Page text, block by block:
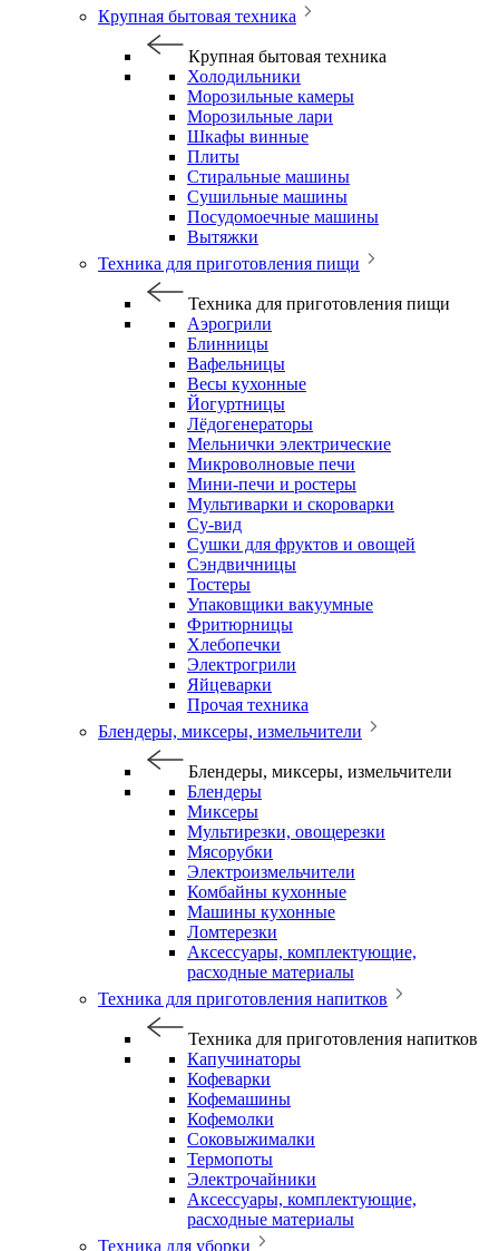
Крупная бытовая техника
Крупная бытовая техника
Холодильники
Морозильные камеры
Морозильные лари
Шкафы винные
Плиты
Стиральные машины
Сушильные машины
Посудомоечные машины
Вытяжки
Техника для приготовления пищи
Техника для приготовления пищи
Аэрогрили
Блинницы
Вафельницы
Весы кухонные
Йогуртницы
Лёдогенераторы
Мельнички электрические
Микроволновые печи
Мини-печи и ростеры
Мультиварки и скороварки
Су-вид
Сушки для фруктов и овощей
Сэндвичницы
Тостеры
Упаковщики вакуумные
Фритюрницы
Хлебопечки
Электрогрили
Яйцеварки
Прочая техника
Блендеры, миксеры, измельчители
Блендеры, миксеры, измельчители
Блендеры
Миксеры
Мультирезки, овощерезки
Мясорубки
Электроизмельчители
Комбайны кухонные
Машины кухонные
Ломтерезки
Аксессуары, комплектующие,
расходные материалы
Техника для приготовления напитков
Техника для приготовления напитков
Капучинаторы
Кофеварки
Кофемашины
Кофемолки
Соковыжималки
Термопоты
Электрочайники
Аксессуары, комплектующие,
расходные материалы
Техника для уборки